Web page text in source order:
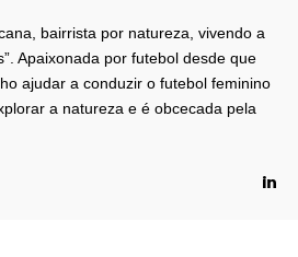
bairrista por natureza, vivendo a
Apaixonada por futebol desde que
ajudar a conduzir o futebol feminino
a natureza e é obcecada pela